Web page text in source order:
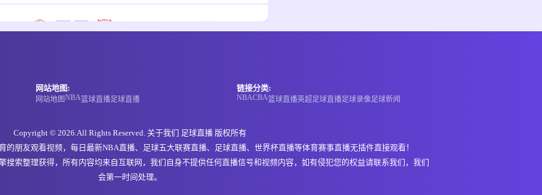
NIGD银行
网站地图:
网站地图NBA篮球直播足球直播
链接分类:
NBACBA篮球直播英超足球直播足球录像足球新闻
Copyright © 2026.All Rights Reserved. 关于我们 足球直播 版权所有
的朋友观看视频，每日最新NBA直播、足球五大联赛直播、足球直播、世界杯直播等体育赛事直播无插件直接观看！
搜索整理获得，所有内容均来自互联网，我们自身不提供任何直播信号和视频内容，如有侵犯您的权益请联系我们，我们
会第一时间处理。